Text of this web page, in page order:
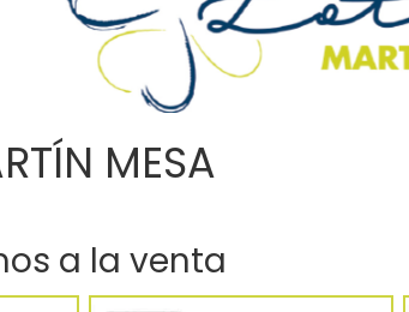
MESA
a la venta